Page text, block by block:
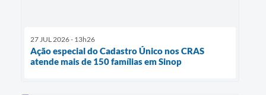
27 JUL 2026 - 13h26
Ação especial do Cadastro Único nos CRAS
atende mais de 150 famílias em Sinop